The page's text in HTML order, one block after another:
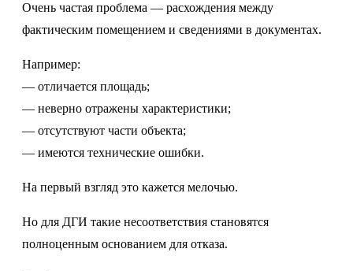
Очень частая проблема — расхождения между
фактическим помещением и сведениями в документах.
Например:
— отличается площадь;
— неверно отражены характеристики;
— отсутствуют части объекта;
— имеются технические ошибки.
На первый взгляд это кажется мелочью.
Но для ДГИ такие несоответствия становятся
полноценным основанием для отказа.